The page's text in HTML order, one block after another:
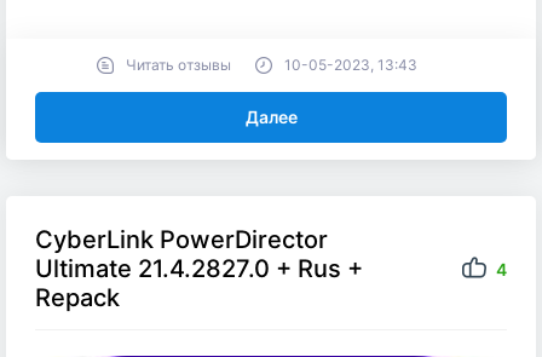
Далее
Читать отзывы 10-05-2023, 13:43
CyberLink PowerDirector
Ultimate 21.4.2827.0 + Rus +
Repack
4